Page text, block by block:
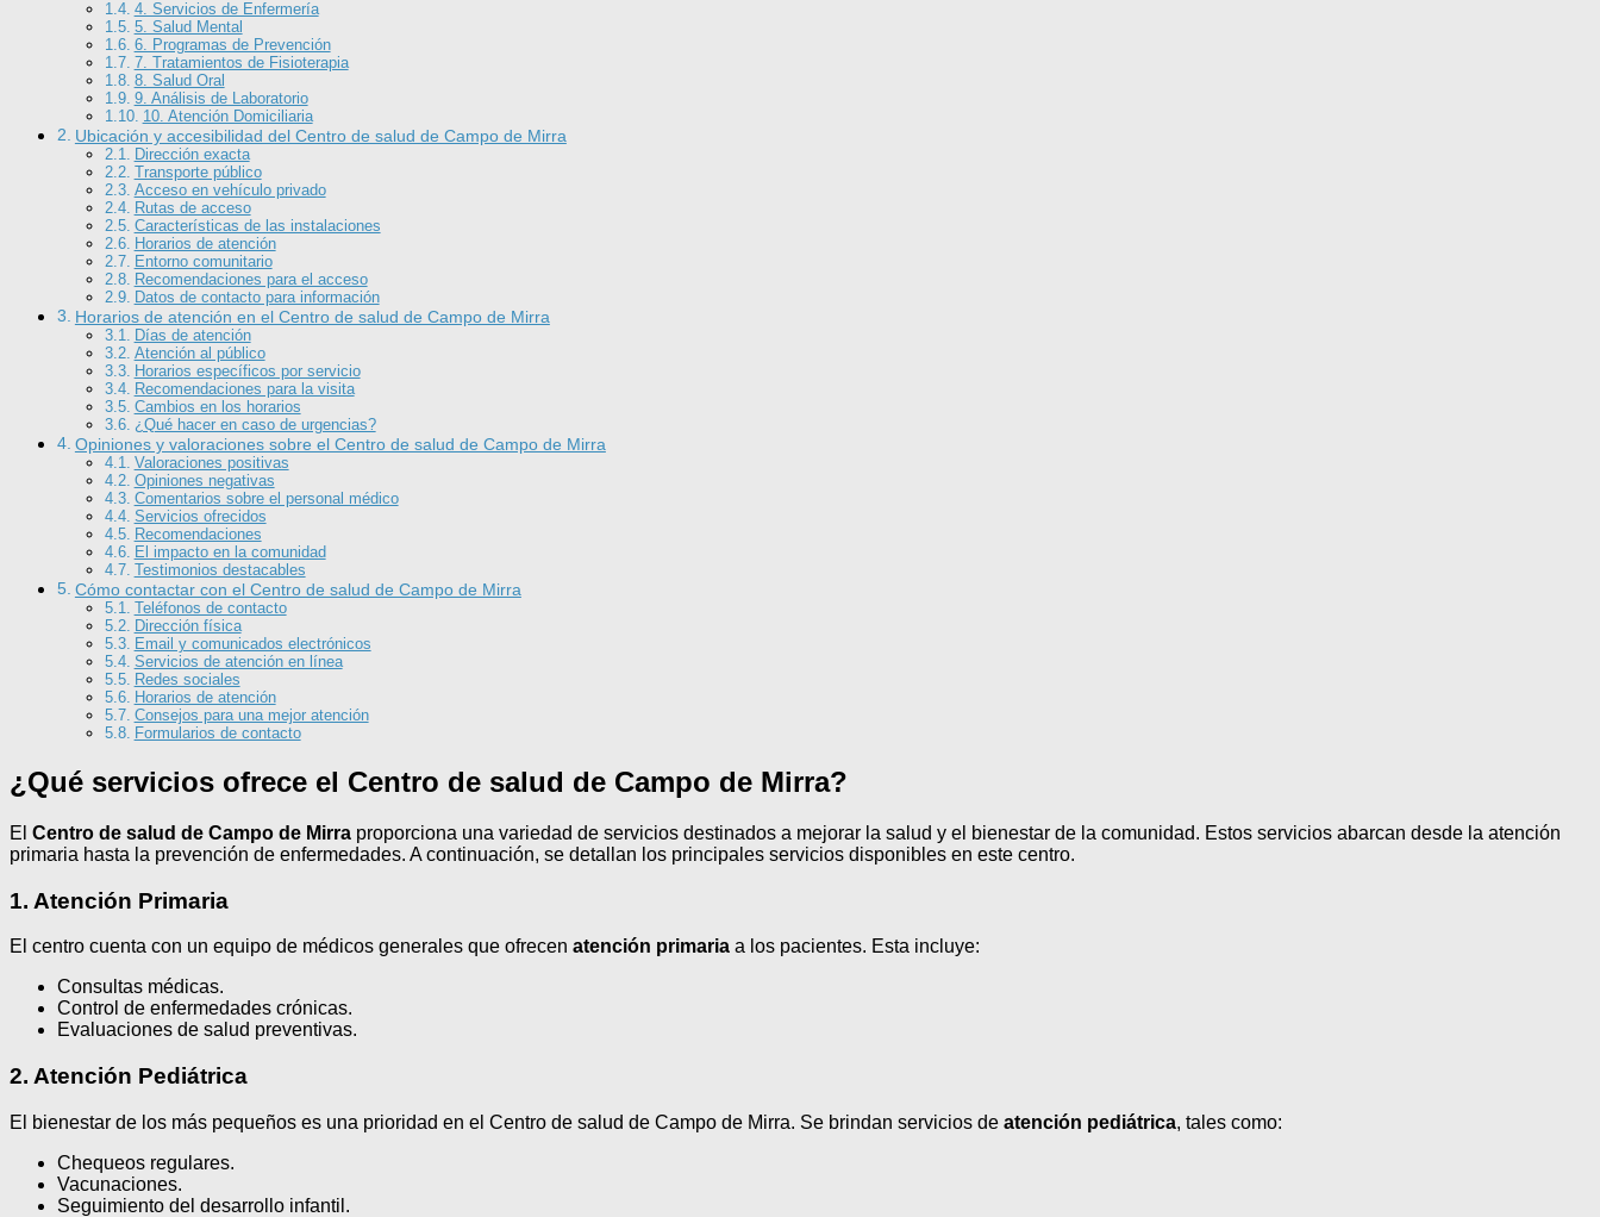
4. Servicios de Enfermería
5. Salud Mental
6. Programas de Prevención
7. Tratamientos de Fisioterapia
8. Salud Oral
9. Análisis de Laboratorio
10. Atención Domiciliaria
Ubicación y accesibilidad del Centro de salud de Campo de Mirra
Dirección exacta
Transporte público
Acceso en vehículo privado
Rutas de acceso
Características de las instalaciones
Horarios de atención
Entorno comunitario
Recomendaciones para el acceso
Datos de contacto para información
Horarios de atención en el Centro de salud de Campo de Mirra
Días de atención
Atención al público
Horarios específicos por servicio
Recomendaciones para la visita
Cambios en los horarios
¿Qué hacer en caso de urgencias?
Opiniones y valoraciones sobre el Centro de salud de Campo de Mirra
Valoraciones positivas
Opiniones negativas
Comentarios sobre el personal médico
Servicios ofrecidos
Recomendaciones
El impacto en la comunidad
Testimonios destacables
Cómo contactar con el Centro de salud de Campo de Mirra
Teléfonos de contacto
Dirección física
Email y comunicados electrónicos
Servicios de atención en línea
Redes sociales
Horarios de atención
Consejos para una mejor atención
Formularios de contacto
¿Qué servicios ofrece el Centro de salud de Campo de Mirra?
El Centro de salud de Campo de Mirra proporciona una variedad de servicios destinados a mejorar la salud y el bienestar de la comunidad. Estos servicios abarcan desde la atención
primaria hasta la prevención de enfermedades. A continuación, se detallan los principales servicios disponibles en este centro.
1. Atención Primaria
El centro cuenta con un equipo de médicos generales que ofrecen atención primaria a los pacientes. Esta incluye:
Consultas médicas.
Control de enfermedades crónicas.
Evaluaciones de salud preventivas.
2. Atención Pediátrica
El bienestar de los más pequeños es una prioridad en el Centro de salud de Campo de Mirra. Se brindan servicios de atención pediátrica, tales como:
Chequeos regulares.
Vacunaciones.
Seguimiento del desarrollo infantil.